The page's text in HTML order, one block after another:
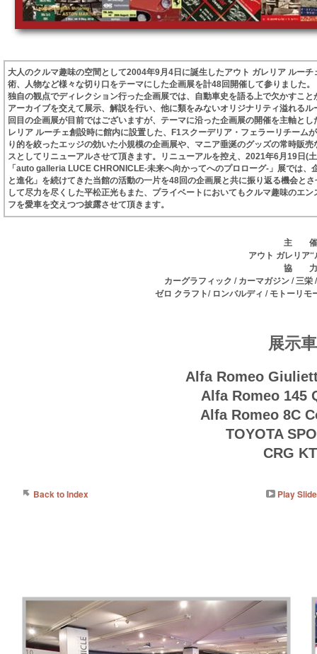
Back to Index Play
Alfa Romeo
Alfa Romeo 145
Alfa Romeo 8C
TOYOTA
CRG
展示
大人のクルマ趣味の空間として2004年9月4日に誕生したアウト ガレリア ルー
術、人物など様々な切り口をテーマにした企画展を計48回開催して参りました。
独自の観点でディレクション行った企画展では、自動車史を語る上で欠かすこ
アーカイブを交えて展示、解説を行い、他に類をみないオリジナリティ溢れる
回目の企画展が目前ではございますが、テーマに沿った企画展の開催を主軸と
レリア ルーチェ創設時に館内に設置した、F1スクーデリア・フェラーリチー
り的を絞ったエッジの効いた小規模の企画展や、マニア垂涎のグッズの常時販
スとしてリニューアルさせて頂きます。リニューアルを控え、2021年6月19日(
「auto galleria LUCE CHRONICLE-未来へ向かってへのプロローグ-」展では
と進化」を続けてきた当館の活動の一片を48回の企画展と共に振り返る機会と
して尽力を尽くした平松正光もまた、プライベートにおいてもクルマ趣味のエ
フを愛車を交えつつ披露させて頂きます。
主 催
アウト ガレリア
協 力
カーグラフィック / カーマガジン / 三栄
ゼロ クラフト/ ロンバルディ / モトーリ